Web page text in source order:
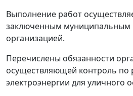
Выполнение работ
заключенным муниципальным
организацией.
Перечислены обязанности
осуществляющей контроль по
электроэнергии для уличного